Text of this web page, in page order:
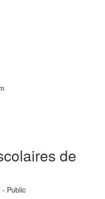
de
- Public